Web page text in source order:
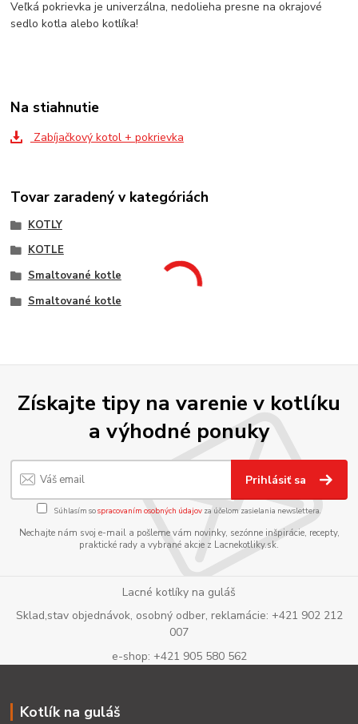
Veľká pokrievka je univerzálna, nedolieha presne na okrajové
sedlo kotla alebo kotlíka!
Na stiahnutie
Zabíjačkový kotol + pokrievka
Tovar zaradený v kategóriách
KOTLY
KOTLE
Smaltované kotle
Smaltované kotle
Získajte tipy na varenie v kotlíku
a výhodné ponuky
Prihlásiť sa
Súhlasím sospracovaním osobných údajov za účelom zasielania newslettera.
Nechajte nám svoj e-mail a pošleme vám novinky, sezónne inšpirácie, recepty,
praktické rady a vybrané akcie z Lacnekotliky.sk.
Lacné kotlíky na guláš
Sklad,stav objednávok, osobný odber, reklamácie: +421 902 212
007
e-shop: +421 905 580 562
Kotlík na guláš